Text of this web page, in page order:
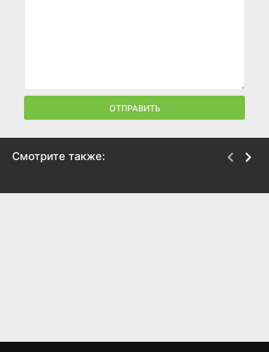
ОТПРАВИТЬ
Смотрите также: